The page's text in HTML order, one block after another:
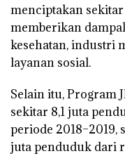
menciptakan
memberikan
kesehatan, industri
layanan sosial.
Selain itu, Program
sekitar 8,1 juta
periode
juta penduduk dari